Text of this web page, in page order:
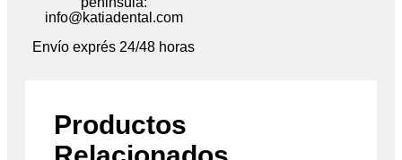
info@katiadental.com
Envío exprés 24/48 horas
Productos